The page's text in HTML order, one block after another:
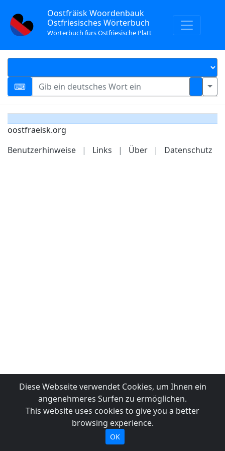
Oostfräisk Woordenbauk
Ostfriesisches Wörterbuch
Wörterbuch fürs Ostfriesische Platt
oostfraeisk.org
Benutzerhinweise
| Links | Über | Datenschutz
Diese Webseite verwendet Cookies, um Ihnen ein
angenehmeres Surfen zu ermöglichen.
This website uses cookies to give you a better
browsing experience.
OK